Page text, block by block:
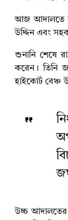
আজ আদালতে
উদ্দিন এবং
শুনানি শেষে
করেন। তিনি
হাইকোর্ট বেঞ্চ
উচ্চ আদালতের